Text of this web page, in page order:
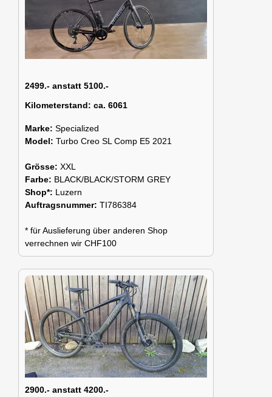
2499.- anstatt 5100.-
Kilometerstand: ca. 6061
Marke: Specialized
Model: Turbo Creo SL Comp E5 2021
Grösse: XXL
Farbe: BLACK/BLACK/STORM GREY
Shop*: Luzern
Auftragsnummer: TI786384
* für Auslieferung über anderen Shop
verrechnen wir CHF100
2900.- anstatt 4200.-